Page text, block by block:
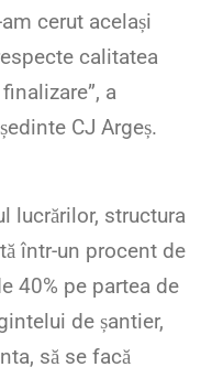
cerut același
calitatea
a
CJ Argeș.
lucrărilor, structura
într-un procent de
40% pe partea de
de șantier,
să se facă